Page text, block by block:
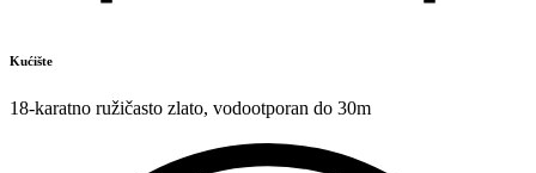
Kućište
18-karatno ružičasto zlato, vodootporan do 30m